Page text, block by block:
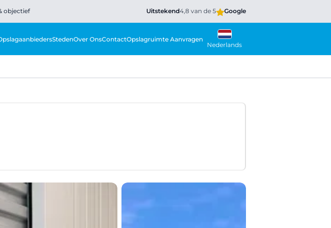
objectief Uitstekend4,8 van de 5 Google
StedenOver OnsContactOpslagruimte Aanvragen
Nederlands